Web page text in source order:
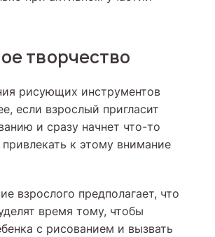
творчество
рисующих инструментов
если взрослый пригласит
и сразу начнет что-то
к этому внимание
взрослого предполагает, что
время тому, чтобы
с рисованием и вызвать